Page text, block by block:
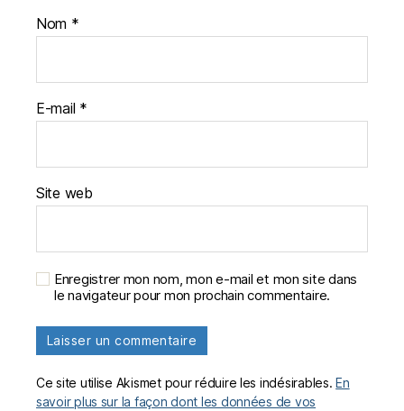
Nom *
E-mail *
Site web
Enregistrer mon nom, mon e-mail et mon site dans
le navigateur pour mon prochain commentaire.
Ce site utilise Akismet pour réduire les indésirables.En
savoir plus sur la façon dont les données de vos